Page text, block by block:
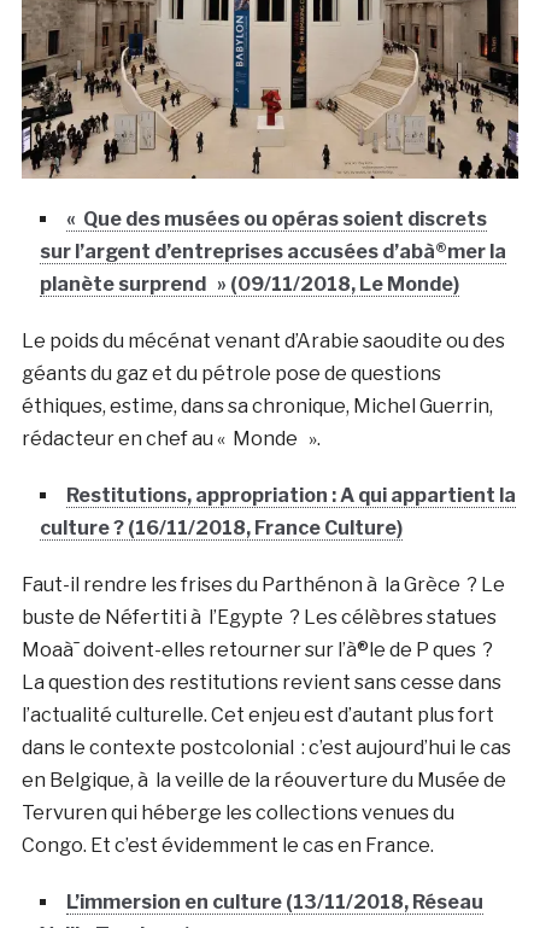
« Que des musées ou opéras soient discrets
sur l’argent d’entreprises accusées d’abà®mer la
planète surprend » (09/11/2018, Le Monde)
Le poids du mécénat venant d’Arabie saoudite ou des
géants du gaz et du pétrole pose de questions
éthiques, estime, dans sa chronique, Michel Guerrin,
rédacteur en chef au « Monde ».
Restitutions, appropriation : A qui appartient la
culture ? (16/11/2018, France Culture)
Faut-il rendre les frises du Parthénon à la Grèce ? Le
buste de Néfertiti à l’Egypte ? Les célèbres statues
Moaà¯ doivent-elles retourner sur l’à®le de P ques ?
La question des restitutions revient sans cesse dans
l’actualité culturelle. Cet enjeu est d’autant plus fort
dans le contexte postcolonial : c’est aujourd’hui le cas
en Belgique, à la veille de la réouverture du Musée de
Tervuren qui héberge les collections venues du
Congo. Et c’est évidemment le cas en France.
L’immersion en culture (13/11/2018, Réseau